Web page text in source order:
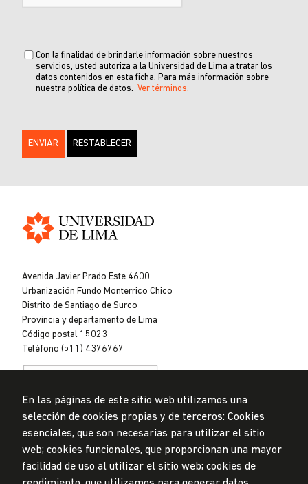
Con la finalidad de brindarle información sobre nuestros
servicios, usted autoriza a la Universidad de Lima a tratar los
datos contenidos en esta ficha. Para más información sobre
nuestra política de datos. Ver términos.
Lima
Avenida Javier Prado Este 4600
Urbanización Fundo Monterrico Chico
Distrito de Santiago de Surco
Provincia y departamento de Lima
Código postal 15023
Teléfono (511) 4376767
Privacidad de datos personales
Mesa de partes
En las páginas de este sitio web utilizamos una
selección de cookies propias y de terceros: Cookies
esenciales, que son necesarias para utilizar el sitio
web; cookies funcionales, que proporcionan una mayor
facilidad de uso al utilizar el sitio web; cookies de